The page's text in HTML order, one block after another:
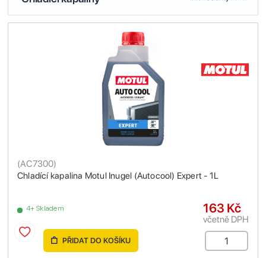
Chladící kapalina Motul Inugel (Autocool) Expert - 1L
(AC7300)
4+ Skladem 163 Kč
včetně DPH
PŘIDAT DO KOŠÍKU